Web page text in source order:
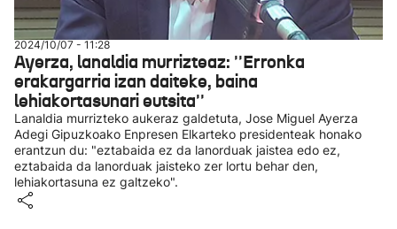
2024/10/07 - 11:28
Ayerza, lanaldia murrizteaz: ''Erronka
erakargarria izan daiteke, baina
lehiakortasunari eutsita''
Lanaldia murrizteko aukeraz galdetuta, Jose Miguel Ayerza
Adegi Gipuzkoako Enpresen Elkarteko presidenteak honako
erantzun du: "eztabaida ez da lanorduak jaistea edo ez,
eztabaida da lanorduak jaisteko zer lortu behar den,
lehiakortasuna ez galtzeko".